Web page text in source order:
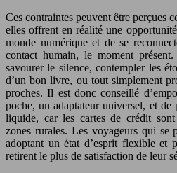
Ces contraintes peuvent être perçues
elles offrent en réalité une
monde numérique et de se
contact humain, le moment
savourer le silence, contempler les
d’un bon livre, ou tout simplement
proches. Il est donc conseillé
poche, un adaptateur universel, et de
liquide, car les cartes de crédit sont
zones rurales. Les voyageurs qui se
adoptant un état d’esprit flexible et
retirent le plus de satisfaction de leur